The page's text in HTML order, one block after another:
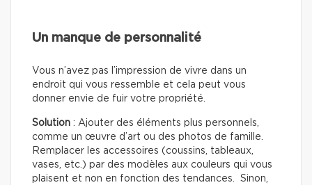
Un manque de personnalité
Vous n’avez pas l’impression de vivre dans un
endroit qui vous ressemble et cela peut vous
donner envie de fuir votre propriété.
Solution : Ajouter des éléments plus personnels,
comme un œuvre d’art ou des photos de famille.
Remplacer les accessoires (coussins, tableaux,
vases, etc.) par des modèles aux couleurs qui vous
plaisent et non en fonction des tendances. Sinon,